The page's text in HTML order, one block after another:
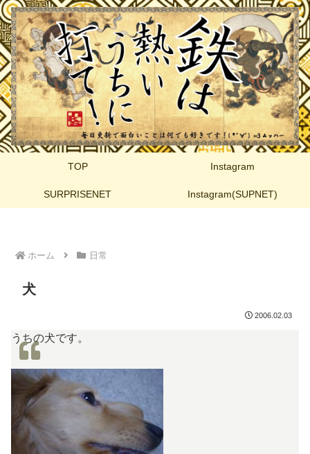
TOP Instagram
SURPRISENET Instagram(SUPNET)
ホーム 日常
犬
2006.02.03
うちの犬です。